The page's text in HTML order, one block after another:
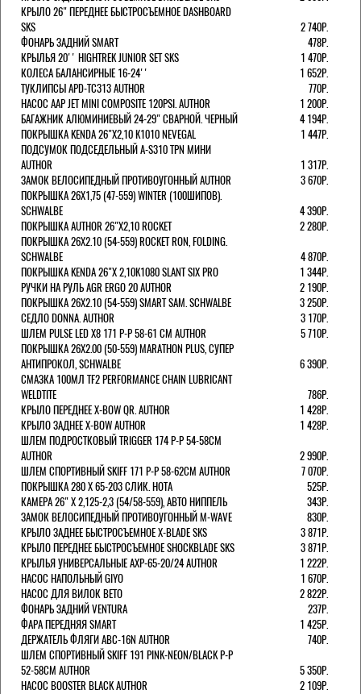
КРЫЛО 26" ПЕРЕДНЕЕ БЫСТРОСЪЕМНОЕ DASHBOARD
SKS
2 740Р.
ФОНАРЬ ЗАДНИЙ SMART
478Р.
КРЫЛЬЯ 20'' HIGHTREK JUNIOR SET SKS
1 470Р.
КОЛЕСА БАЛАНСИРНЫЕ 16-24''
1 652Р.
ТУКЛИПСЫ APD-TC313 AUTHOR
770Р.
НАСОС AAP JET MINI COMPOSITE 120PSI. AUTHOR
1 200Р.
БАГАЖНИК АЛЮМИНИЕВЫЙ 24-29" СВАРНОЙ. ЧЕРНЫЙ
4 194Р.
ПОКРЫШКА KENDA 26"Х2,10 K1010 NEVEGAL
1 447Р.
ПОДСУМОК ПОДСЕДЕЛЬНЫЙ A-S310 TPN МИНИ
AUTHOR
1 317Р.
ЗАМОК ВЕЛОСИПЕДНЫЙ ПРОТИВОУГОННЫЙ AUTHOR
3 670Р.
ПОКРЫШКА 26X1,75 (47-559) WINTER (100ШИПОВ).
SCHWALBE
4 390Р.
ПОКРЫШКА AUTHOR 26"Х2,10 ROCKET
2 280Р.
ПОКРЫШКА 26X2.10 (54-559) ROCKET RON, FOLDING.
SCHWALBE
4 870Р.
ПОКРЫШКА KENDA 26"Х 2,10K1080 SLANT SIX PRO
1 344Р.
РУЧКИ НА РУЛЬ AGR ERGO 20 AUTHOR
2 190Р.
ПОКРЫШКА 26X2.10 (54-559) SMART SAM. SCHWALBE
3 250Р.
СЕДЛО DONNA. AUTHOR
3 170Р.
ШЛЕМ PULSE LED X8 171 Р-Р 58-61 СМ AUTHOR
5 710Р.
ПОКРЫШКА 26X2.00 (50-559) MARATHON PLUS, СУПЕР
АНТИПРОКОЛ, SCHWALBE
6 390Р.
СМАЗКА 100МЛ TF2 PERFORMANCE CHAIN LUBRICANT
WELDTITE
786Р.
КРЫЛО ПЕРЕДНЕЕ X-BOW QR. AUTHOR
1 428Р.
КРЫЛО ЗАДНЕЕ X-BOW AUTHOR
1 428Р.
ШЛЕМ ПОДРОСТКОВЫЙ TRIGGER 174 Р-Р 54-58СМ
AUTHOR
2 990Р.
ШЛЕМ СПОРТИВНЫЙ SKIFF 171 Р-Р 58-62СМ AUTHOR
7 070Р.
ПОКРЫШКА 280 X 65-203 СЛИК. HOTA
525Р.
КАМЕРА 26" X 2,125-2,3 (54/58-559), АВТО НИППЕЛЬ
343Р.
ЗАМОК ВЕЛОСИПЕДНЫЙ ПРОТИВОУГОННЫЙ M-WAVE
830Р.
КРЫЛО ЗАДНЕЕ БЫСТРОСЪЕМНОЕ X-BLADE SKS
3 871Р.
КРЫЛО ПЕРЕДНЕЕ БЫСТРОСЪЕМНОЕ SHOCKBLADE SKS
3 871Р.
КРЫЛЬЯ УНИВЕРСАЛЬНЫЕ AXP-65-20/24 AUTHOR
1 222Р.
НАСОС НАПОЛЬНЫЙ GIYO
1 670Р.
НАСОС ДЛЯ ВИЛОК ВЕТО
2 822Р.
ФОНАРЬ ЗАДНИЙ VENTURA
237Р.
ФАРА ПЕРЕДНЯЯ SMART
1 425Р.
ДЕРЖАТЕЛЬ ФЛЯГИ ABC-16N AUTHOR
740Р.
ШЛЕМ СПОРТИВНЫЙ SKIFF 191 PINK-NEON/BLACK Р-Р
52-58СМ AUTHOR
5 350Р.
НАСОС BOOSTER BLACK AUTHOR
2 109Р.